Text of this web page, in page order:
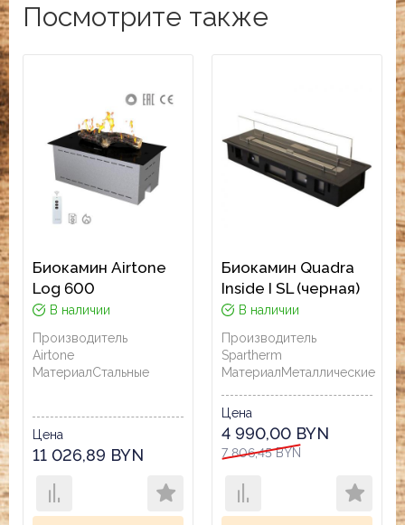
Посмотрите также
Биокамин Airtone
Log 600
В наличии
Производитель
Airtone
МатериалСтальные
Цена
11 026,89 BYN
Биокамин Quadra
Inside I SL (черная)
В наличии
Производитель
Spartherm
МатериалМеталлические
Цена
4 990,00 BYN
7 806,45 BYN